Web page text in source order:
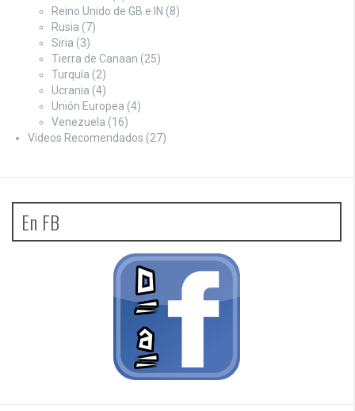
Reino Unido de GB e IN (8)
Rusia (7)
Siria (3)
Tierra de Canaan (25)
Turquía (2)
Ucrania (4)
Unión Europea (4)
Venezuela (16)
Videos Recomendados (27)
En FB